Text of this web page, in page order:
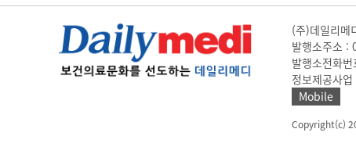
(주)데일리메
발행소주소 :
발행소전화
정보제공사
Mobile
Copyright(c)